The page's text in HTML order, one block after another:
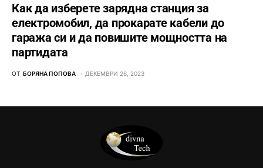
Как да изберете зарядна станция за
електромобил, да прокарате кабели до
гаража си и да повишите мощността на
партидата
ОТ БОРЯНА ПОПОВА ДЕКЕМВРИ 26, 2023